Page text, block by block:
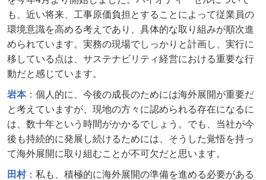
も、近い将来、工事原価負担とすることによって従業員の
環境意識を高める考えであり、具体的な取り組みが順次進
められています。実務の現場でしっかりと計画し、実行に
移している点は、サステナビリティ経営における重要な行
動だと感じています。
岩本：個人的に、今後の成長のためには海外展開が重要だ
と考えていますが、現地の方々に認められる存在になるに
は、数十年という時間がかかるでしょう。でも、当社が今
後も持続的に発展し続けるためには、そうした覚悟を持っ
て海外展開に取り組むことが不可欠だと思います。
田村：私も、積極的に海外展開の準備を進める必要がある